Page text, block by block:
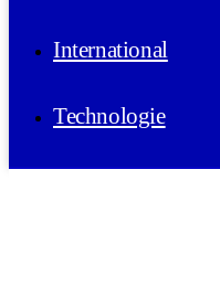
International
Technologie